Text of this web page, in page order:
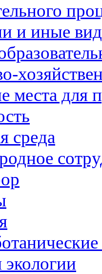
и иные
места для
среда